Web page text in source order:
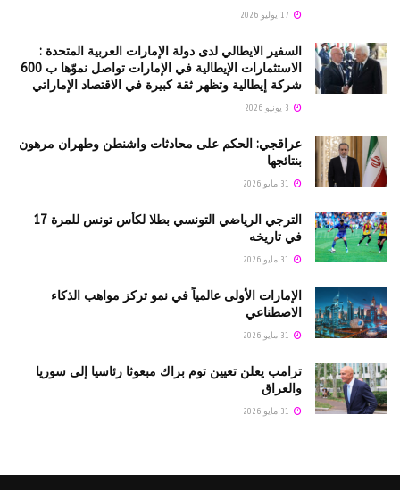
السفير الايطالي لدى دولة الإمارات العربية المتحدة :
الاستثمارات الإيطالية في الإمارات تواصل نموّها ب 600
شركة إيطالية وتظهر ثقة كبيرة في الاقتصاد الإماراتي
عراقجي: الحكم على محادثات واشنطن وطهران مرهون
بنتائجها
الترجي الرياضي التونسي بطلا لكأس تونس للمرة 17
في تاريخه
الإمارات الأولى عالمياً في نمو تركز مواهب الذكاء
الاصطناعي
ترامب يعلن تعيين توم براك مبعوثا رئاسيا إلى سوريا
والعراق